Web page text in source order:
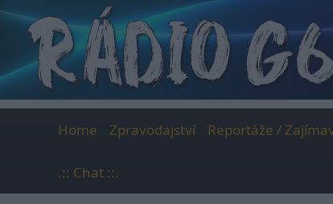
content
Home Zpravodajství Reportáže /
.:: Chat ::.